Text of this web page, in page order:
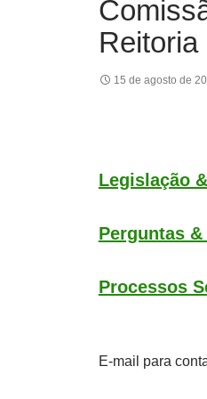
Reitoria
15 de agosto de
Legislação
Perguntas
Processos
E-mail para